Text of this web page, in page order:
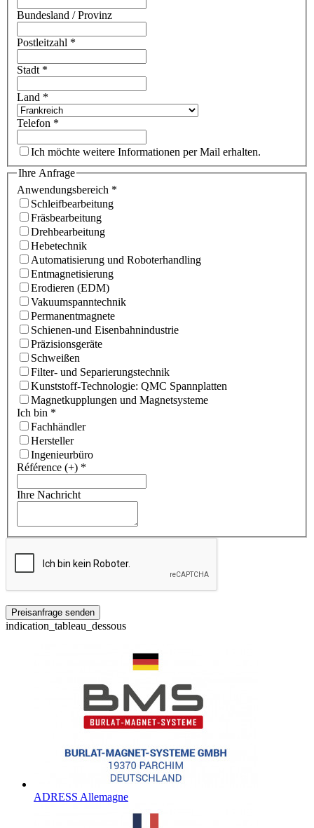
Bundesland / Provinz
Postleitzahl *
Stadt *
Land *
Telefon *
Ich möchte weitere Informationen per Mail erhalten.
Ihre Anfrage
Anwendungsbereich *
Schleifbearbeitung
Fräsbearbeitung
Drehbearbeitung
Hebetechnik
Automatisierung und Roboterhandling
Entmagnetisierung
Erodieren (EDM)
Vakuumspanntechnik
Permanentmagnete
Schienen-und Eisenbahnindustrie
Präzisionsgeräte
Schweißen
Filter- und Separierungstechnik
Kunststoff-Technologie: QMC Spannplatten
Magnetkupplungen und Magnetsysteme
Ich bin *
Fachhändler
Hersteller
Ingenieurbüro
Référence (+) *
Ihre Nachricht
indication_tableau_dessous
ADRESS Allemagne